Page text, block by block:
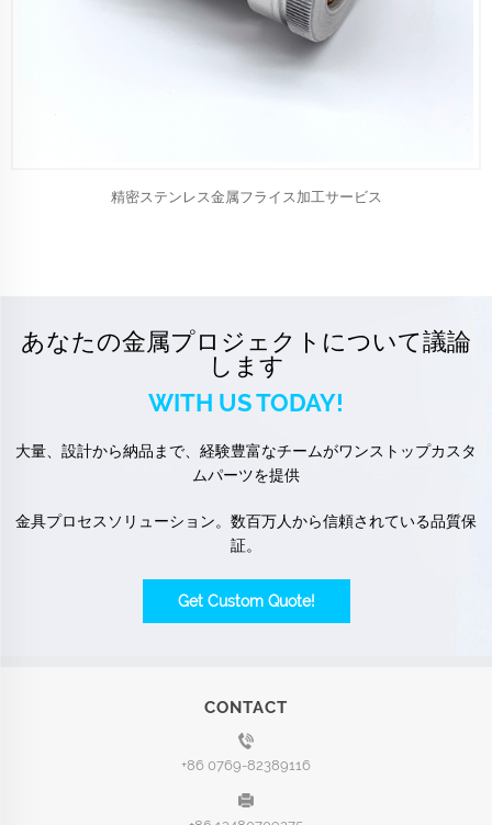
精密ステンレス金属フライス加工サービス
あなたの金属プロジェクトについて議論
します
WITH US TODAY!
大量、設計から納品まで、経験豊富なチームがワンストップカスタ
ムパーツを提供
金具プロセスソリューション。数百万人から信頼されている品質保
証。
Get Custom Quote!
CONTACT
+86 0769-82389116